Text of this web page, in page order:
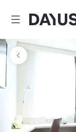
Dayuse